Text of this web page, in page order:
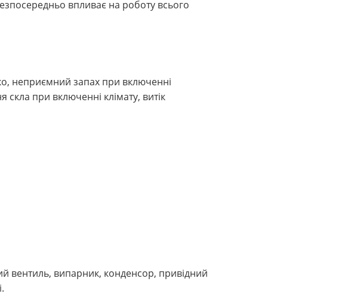
впливає на роботу всього
неприємний запах при включенні
при включенні клімату, витік
вентиль, випарник, конденсор, привідний